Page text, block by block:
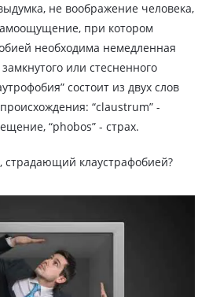
не воображение человека,
при котором
необходима немедленная
или стесненного
состоит из двух слов
“claustrum” -
“phobos” - страх.
страдающий клаустрафобией?